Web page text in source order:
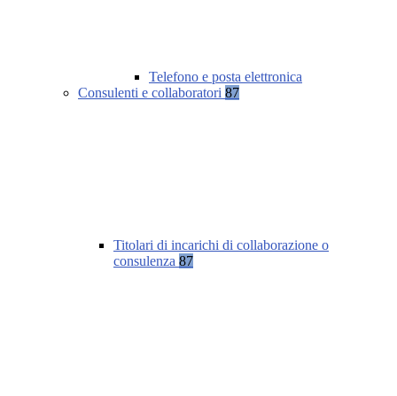
Telefono e posta elettronica
Consulenti e collaboratori 87
Titolari di incarichi di collaborazione o
consulenza 87